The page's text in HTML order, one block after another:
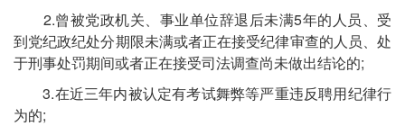
2.曾被党政机关、事业单位辞退后未满5年的人员、受
到党纪政纪处分期限未满或者正在接受纪律审查的人员、处
于刑事处罚期间或者正在接受司法调查尚未做出结论的;
3.在近三年内被认定有考试舞弊等严重违反聘用纪律行
为的;